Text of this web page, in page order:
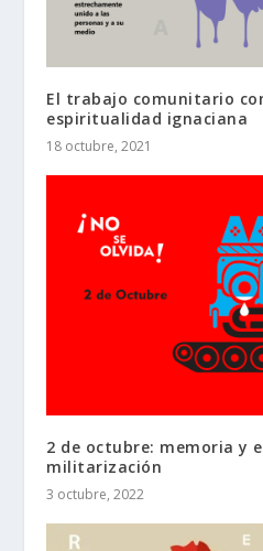
El trabajo comunitario
espiritualidad ignaciana
18 octubre, 2021
2 de octubre: memoria y
militarización
3 octubre, 2022